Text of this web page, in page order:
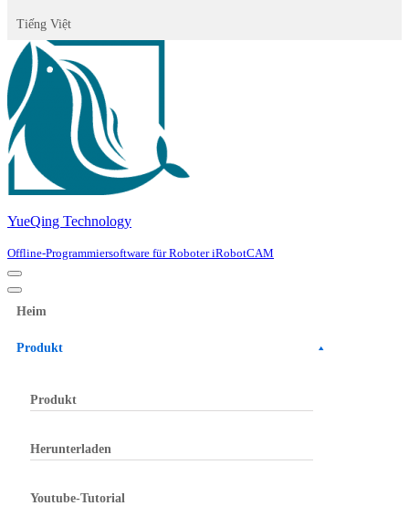
Tiếng Việt
YueQing Technology
Offline-Programmiersoftware für Roboter iRobotCAM
Navigation
Menu
Navigation
Menu
Heim
Produkt
Produkt
Herunterladen
Youtube-Tutorial